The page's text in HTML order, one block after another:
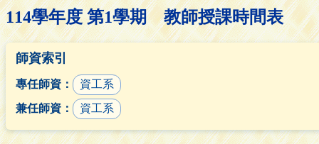
114學年度 第1學期 教師授課時間表
師資索引
專任師資：
資工系
兼任師資：
資工系